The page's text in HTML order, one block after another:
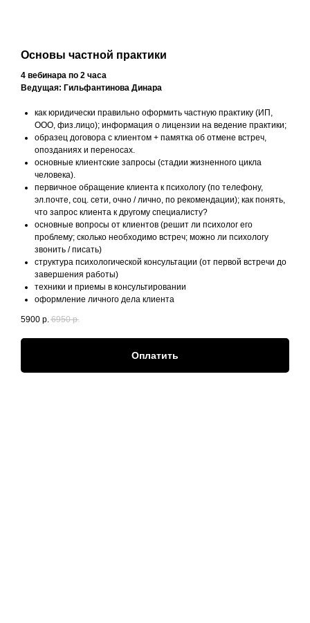
Основы частной практики
4 вебинара по 2 часа
Ведущая: Гильфантинова Динара
как юридически правильно оформить частную практику (ИП,
ООО, физ.лицо); информация о лицензии на ведение практики;
образец договора с клиентом + памятка об отмене встреч,
опозданиях и переносах.
основные клиентские запросы (стадии жизненного цикла
человека).
первичное обращение клиента к психологу (по телефону,
эл.почте, соц. сети, очно / лично, по рекомендации); как понять,
что запрос клиента к другому специалисту?
основные вопросы от клиентов (решит ли психолог его
проблему; сколько необходимо встреч; можно ли психологу
звонить / писать)
структура психологической консультации (от первой встречи до
завершения работы)
техники и приемы в консультировании
оформление личного дела клиента
5900 р. 6950 р.
Оплатить